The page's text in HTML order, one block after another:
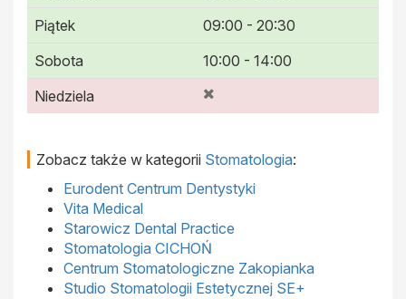
Piątek
09:00 - 20:30
Sobota
10:00 - 14:00
Niedziela
Zobacz także w kategorii Stomatologia:
Eurodent Centrum Dentystyki
Vita Medical
Starowicz Dental Practice
Stomatologia CICHOŃ
Centrum Stomatologiczne Zakopianka
Studio Stomatologii Estetycznej SE+